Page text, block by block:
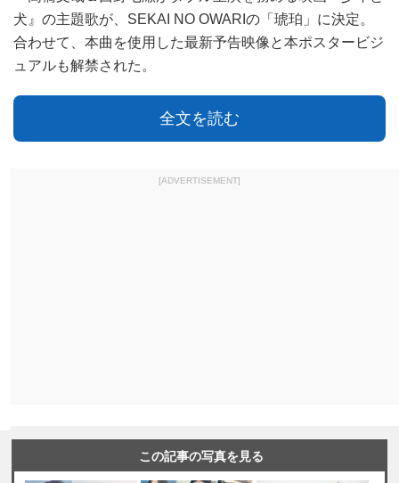
犬』の主題歌が、SEKAI NO OWARIの「琥珀」に決定。
合わせて、本曲を使用した最新予告映像と本ポスタービジ
ュアルも解禁された。
全文を読む
[ADVERTISEMENT]
この記事の写真を見る